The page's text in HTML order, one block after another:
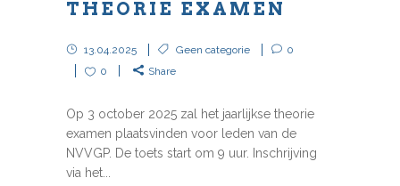
THEORIE EXAMEN
13.04.2025 Geen categorie
0
0
Share
Op 3 october 2025 zal het jaarlijkse theorie
examen plaatsvinden voor leden van de
NVVGP. De toets start om 9 uur. Inschrijving
via het...